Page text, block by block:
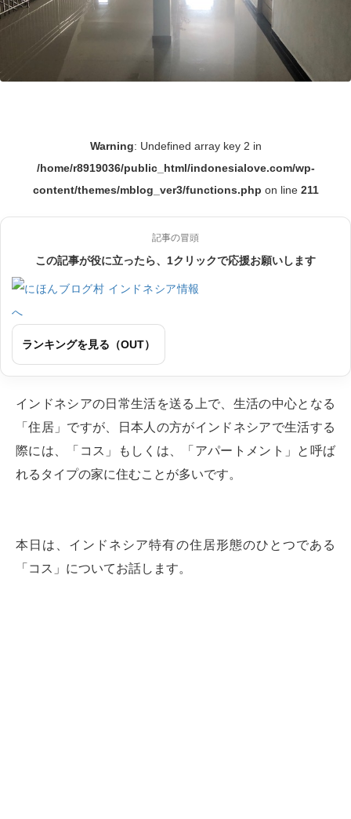
Warning: Undefined array key 2 in
/home/r8919036/public_html/indonesialove.com/wp-
content/themes/mblog_ver3/functions.php on line 211
記事の冒頭
この記事が役に立ったら、1クリックで応援お願いします
ランキングを見る（OUT）
インドネシアの日常生活を送る上で、生活の中心となる
「住居」ですが、日本人の方がインドネシアで生活する
際には、「コス」もしくは、「アパートメント」と呼ば
れるタイプの家に住むことが多いです。
本日は、インドネシア特有の住居形態のひとつである
「コス」についてお話します。